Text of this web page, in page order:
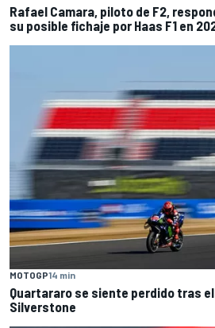
Rafael Camara, piloto de F2,
su posible fichaje por Haas F1 en
MOTOGP14 min
Quartararo se siente perdido tras el
Silverstone